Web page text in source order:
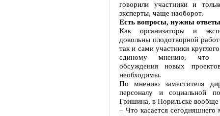
говорили участники и
эксперты, чаще наоборот.
Есть вопросы, нужны ответы
Как организаторы и
довольны плодотворной
так и сами участники
единому мнению, что
обсуждения новых
необходимы.
По мнению заместителя
персоналу и социальной
Гришина, в Норильске
– Что касается сегодняшнего